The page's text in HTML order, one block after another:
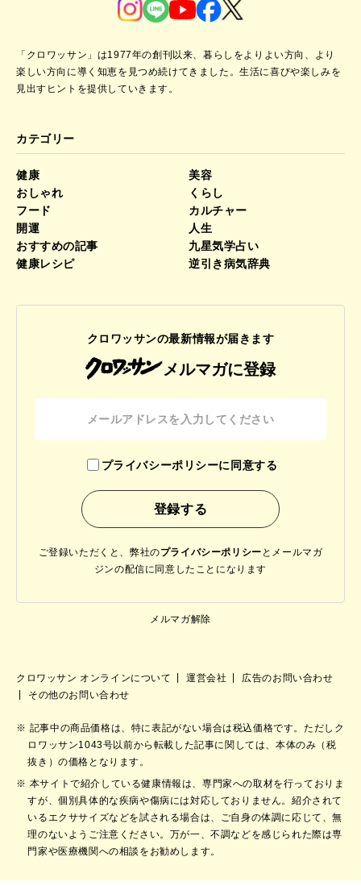
「クロワッサン」は1977年の創刊以来、暮らしをよりよい方向、より
楽しい方向に導く知恵を見つめ続けてきました。生活に喜びや楽しみを
見出すヒントを提供していきます。
カテゴリー
健康
美容
おしゃれ
くらし
フード
カルチャー
開運
人生
おすすめの記事
九星気学占い
健康レシピ
逆引き病気辞典
クロワッサンの最新情報が届きます
メルマガに登録
プライバシーポリシーに同意する
ご登録いただくと、弊社のプライバシーポリシー と メールマガ
ジンの配信に同意したことになります
メルマガ解除
クロワッサン オンラインについて 運営会社
広告のお問い合わせ
その他のお問い合わせ
記事中の商品価格は、特に表記がない場合は税込価格です。ただしク
ロワッサン1043号以前から転載した記事に関しては、本体のみ（税
抜き）の価格となります。
本サイトで紹介している健康情報は、専門家への取材を行っておりま
すが、個別具体的な疾病や傷病には対応しておりません。紹介されて
いるエクササイズなどを試される場合は、ご自身の体調に応じて、無
理のないようご注意ください。万が一、不調などを感じられた際は専
門家や医療機関への相談をお勧めします。